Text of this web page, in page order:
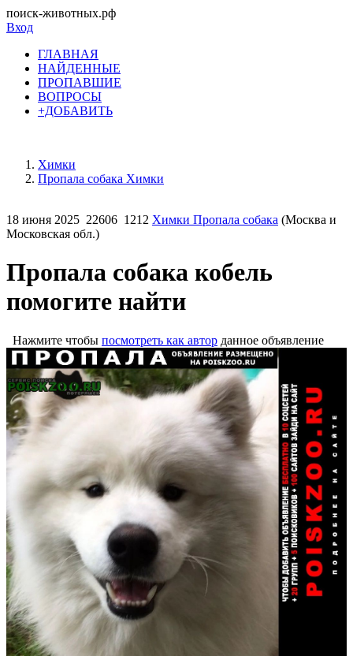
поиск-животных.рф
Вход
ГЛАВНАЯ
НАЙДЕННЫЕ
ПРОПАВШИЕ
ВОПРОСЫ
+ДОБАВИТЬ
Химки
Пропала собака Химки
18 июня 2025 22606 1212 Химки Пропала собака (Москва и
Московская обл.)
Пропала собака кобель
помогите найти
Нажмите чтобы посмотреть как автор данное объявление